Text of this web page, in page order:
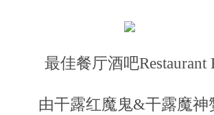
最佳餐厅酒吧Restaurant
由干露红魔鬼&干露魔神